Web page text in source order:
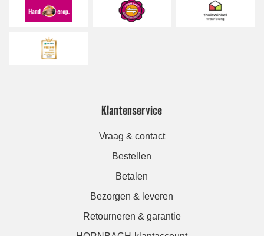
Klantenservice
Vraag & contact
Bestellen
Betalen
Bezorgen & leveren
Retourneren & garantie